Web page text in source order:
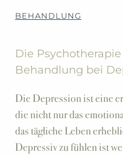
BEHANDLUNG
Die
Behandlung bei
Die Depression ist eine
die nicht nur das
das tägliche Leben
Depressiv zu fühlen ist